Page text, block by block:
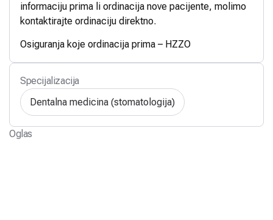
informaciju prima li ordinacija nove pacijente, molimo
kontaktirajte ordinaciju direktno.
Osiguranja koje ordinacija prima – HZZO
Specijalizacija
Dentalna medicina (stomatologija)
Oglas